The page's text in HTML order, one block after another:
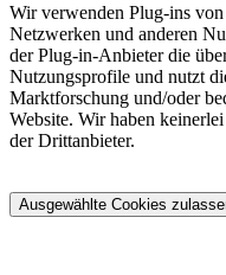
Wir verwenden Plug-ins
Netzwerken und anderen
der Plug-in-Anbieter die
Nutzungsprofile und nutzt
Marktforschung und/oder
Website. Wir haben
der Drittanbieter.
Ausgewählte Cookies